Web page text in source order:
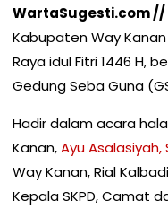
WartaSugesti.com //
Kabupaten Way
Raya idul Fitri 1446 H,
Gedung Seba Guna
Hadir dalam acara
Kanan,Ayu Asalasiyah,
Way Kanan, Rial
Kepala SKPD, Camat